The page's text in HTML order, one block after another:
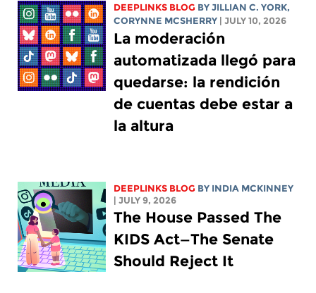
DEEPLINKS BLOG BYJILLIAN C. YORK,
CORYNNE MCSHERRY | JULY 10, 2026
La moderación
automatizada llegó para
quedarse: la rendición
de cuentas debe estar a
la altura
DEEPLINKS BLOG BY INDIA MCKINNEY
| JULY 9, 2026
The House Passed The
KIDS Act—The Senate
Should Reject It